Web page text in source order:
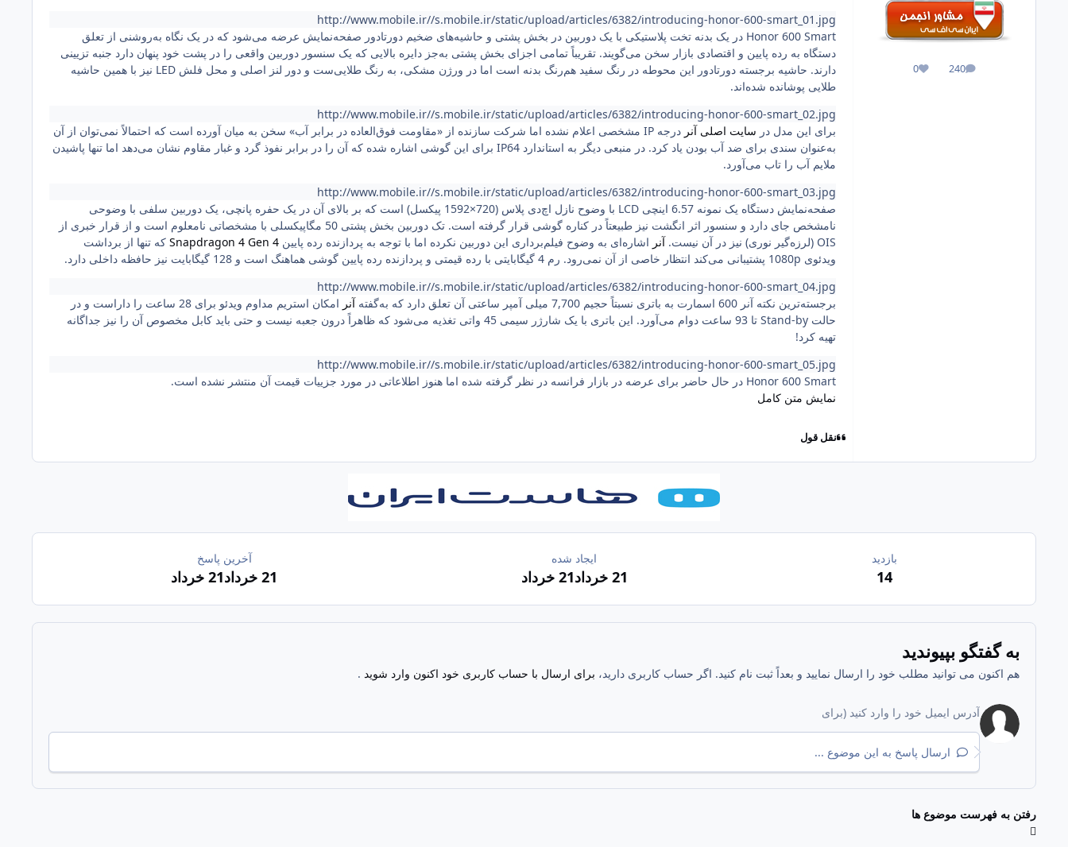
240
پست ها 0
واکنش ها
http://www.mobile.ir//s.mobile.ir/static/upload/articles/6382/introducing-honor-600-smart_01.jpg
Honor 600 Smart در یک بدنه تخت پلاستیکی با یک دوربین در بخش پشتی و حاشیه‌های ضخیم دورتادور صفحه‌نمایش عرضه می‌شود که در یک نگاه به‌روشنی از تعلق
دستگاه به رده پایین و اقتصادی بازار سخن می‌گویند. تقریباً تمامی اجزای بخش پشتی به‌جز دایره بالایی که یک سنسور دوربین واقعی را در پشت خود پنهان دارد جنبه تزیینی
دارند. حاشیه برجسته دورتادور این محوطه در رنگ سفید هم‌رنگ بدنه است اما در ورژن مشکی، به رنگ طلایی‌ست و دور لنز اصلی و محل فلش LED‌ نیز با همین حاشیه
طلایی پوشانده شده‌اند.
http://www.mobile.ir//s.mobile.ir/static/upload/articles/6382/introducing-honor-600-smart_02.jpg
برای این مدل در سایت اصلی آنر
درجه IP‌ مشخصی اعلام نشده اما شرکت سازنده از «مقاومت فوق‌العاده در برابر آب» سخن به میان آورده است که احتمالاً نمی‌توان از آن
به‌عنوان سندی برای ضد آب بودن یاد کرد. در منبعی دیگر به استاندارد IP64 برای این گوشی اشاره شده که آن را در برابر نفوذ گرد و غبار مقاوم نشان می‌دهد اما تنها پاشیدن
ملایم آب را تاب می‌آورد.
http://www.mobile.ir//s.mobile.ir/static/upload/articles/6382/introducing-honor-600-smart_03.jpg
صفحه‌نمایش دستگاه یک نمونه 6.57 اینچی LCD با وضوح نازل اچ‌دی پلاس (720×1592 پیکسل) است که بر بالای آن در یک حفره پانچی، یک دوربین سلفی با وضوحی
نامشخص جای دارد و سنسور اثر انگشت نیز طبیعتاً در کناره گوشی قرار گرفته است. تک دوربین بخش پشتی 50 مگاپیکسلی با مشخصاتی نامعلوم است و از قرار خبری از
OIS (لرزه‌گیر نوری) نیز در آن نیست.
آنر اشاره‌ای به وضوح فیلم‌برداری این دوربین نکرده اما با توجه به پردازنده رده پایین Snapdragon 4 Gen 4 که تنها از برداشت
ویدئوی 1080p پشتیبانی می‌کند انتظار خاصی از آن نمی‌رود. رم 4 گیگابایتی با رده قیمتی و پردازنده رده پایین گوشی هماهنگ است و 128 گیگابایت نیز حافظه داخلی دارد.
http://www.mobile.ir//s.mobile.ir/static/upload/articles/6382/introducing-honor-600-smart_04.jpg
برجسته‌ترین نکته آنر 600 اسمارت به باتری نسبتاً حجیم 7,700 میلی آمپر ساعتی آن تعلق دارد که به‌گفته
آنر
امکان استریم مداوم ویدئو برای 28 ساعت را داراست و در
حالت Stand-by تا 93 ساعت دوام می‌آورد. این باتری با یک شارژر سیمی 45 واتی تغذیه می‌شود که ظاهراً درون جعبه نیست و حتی باید کابل مخصوص آن را نیز جداگانه
تهیه کرد!
http://www.mobile.ir//s.mobile.ir/static/upload/articles/6382/introducing-honor-600-smart_05.jpg
Honor 600 Smart در حال حاضر برای عرضه در بازار فرانسه در نظر گرفته شده اما هنوز اطلاعاتی در مورد جزییات قیمت آن منتشر نشده است.
نمایش متن کامل
نقل قول
بازدید
14
ایجاد شده
21 خرداد 21 خرداد
آخرین پاسخ
21 خرداد 21 خرداد
به گفتگو بپیوندید
هم اکنون می توانید مطلب خود را ارسال نمایید و بعداً ثبت نام کنید. اگر حساب کاربری دارید، برای ارسال با حساب کاربری خود اکنون وارد شوید.
ارسال پاسخ به این موضوع ...
رفتن به فهرست موضوع ها